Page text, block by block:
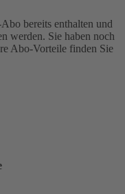
bereits enthalten und
werden. Sie haben noch
Abo-Vorteile finden Sie